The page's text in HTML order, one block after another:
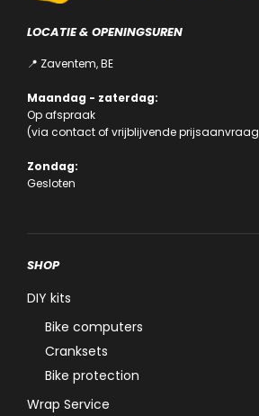
LOCATIE & OPENINGSUREN
📍 Zaventem, BE
Maandag - zaterdag:
Op afspraak
(via contactofvrijblijvende prijsaanvraag
Zondag:
Gesloten
SHOP
DIY kits
Bike computers
Cranksets
Bike protection
Wrap Service